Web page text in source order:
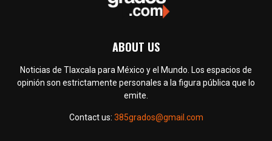
ABOUT US
Noticias de Tlaxcala para México y el Mundo. Los espacios de
opinión son estrictamente personales a la figura pública que lo
emite.
Contact us: 385grados@gmail.com